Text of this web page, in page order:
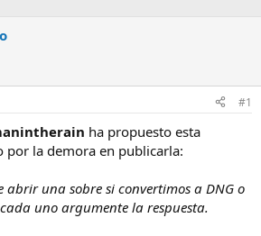
#1
ha propuesto esta
por la demora en publicarla:
abrir una sobre si convertimos a DNG o
uno argumente la respuesta.